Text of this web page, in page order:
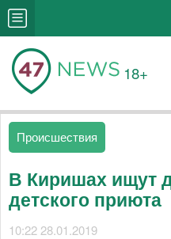
18+
Происшествия
В Киришах ищут
детского приюта
10:22 28.01.2019